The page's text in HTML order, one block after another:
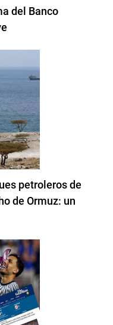
del Banco
petroleros de
de Ormuz: un